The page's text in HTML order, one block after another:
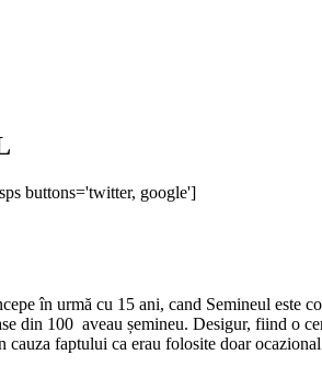
buttons='twitter, google']
în urmă cu 15 ani, cand Semineul este
din 100 aveau șemineu. Desigur, fiind o
faptului ca erau folosite doar